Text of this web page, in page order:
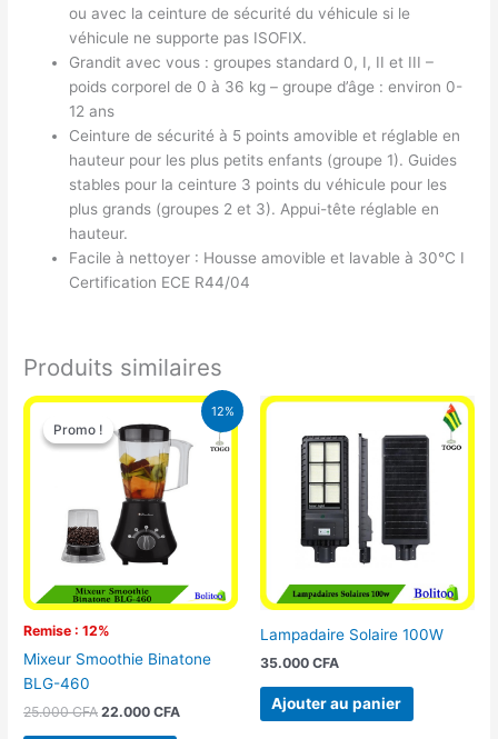
ou avec la ceinture de sécurité du véhicule si le
véhicule ne supporte pas ISOFIX.
Grandit avec vous : groupes standard 0, I, II et III –
poids corporel de 0 à 36 kg – groupe d’âge : environ 0-
12 ans
Ceinture de sécurité à 5 points amovible et réglable en
hauteur pour les plus petits enfants (groupe 1). Guides
stables pour la ceinture 3 points du véhicule pour les
plus grands (groupes 2 et 3). Appui-tête réglable en
hauteur.
Facile à nettoyer : Housse amovible et lavable à 30°C I
Certification ECE R44/04
Produits similaires
12%
Promo !
Remise : 12%
Promo !
Mixeur Smoothie Binatone
BLG-460
25.000CFA
Le
prix
initial
était :
25.000 CFA.
22.000CFA
Le
prix
actuel
est :
Lampadaire Solaire 100W
35.000 CFA
Ajouter au panier